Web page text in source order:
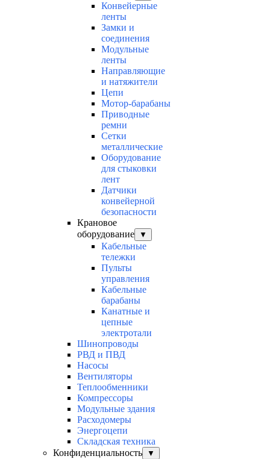
Конвейерные
ленты
Замки и
соединения
Модульные
ленты
Направляющие
и натяжители
Цепи
Мотор-барабаны
Приводные
ремни
Сетки
металлические
Оборудование
для стыковки
лент
Датчики
конвейерной
безопасности
Крановое
оборудование
▼
Кабельные
тележки
Пульты
управления
Кабельные
барабаны
Канатные и
цепные
электротали
Шинопроводы
РВД и ПВД
Насосы
Вентиляторы
Теплообменники
Компрессоры
Модульные здания
Расходомеры
Энергоцепи
Складская техника
Конфиденциальность
▼